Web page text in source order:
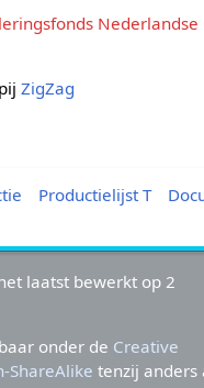
Nederlandse
ZigZag
Productielijst T
laatst bewerkt op 2
onder de Creative
ShareAlike tenzij anders